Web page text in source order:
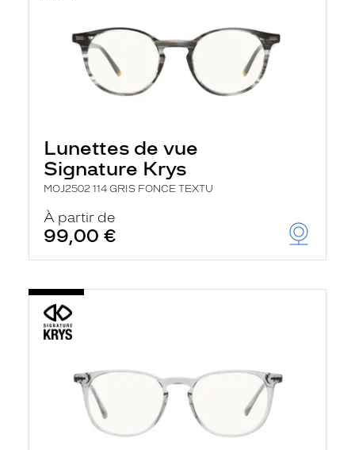
Lunettes de vue
Signature Krys
MOJ2502 114 GRIS FONCE TEXTU
À partir de
99,00 €